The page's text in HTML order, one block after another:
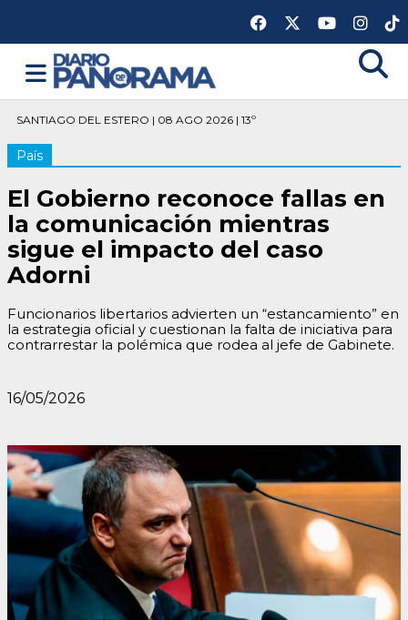
SANTIAGO DEL ESTERO | 08 AGO 2026 | 13º
País
El Gobierno reconoce fallas en
la comunicación mientras
sigue el impacto del caso
Adorni
Funcionarios libertarios advierten un “estancamiento” en
la estrategia oficial y cuestionan la falta de iniciativa para
contrarrestar la polémica que rodea al jefe de Gabinete.
16/05/2026